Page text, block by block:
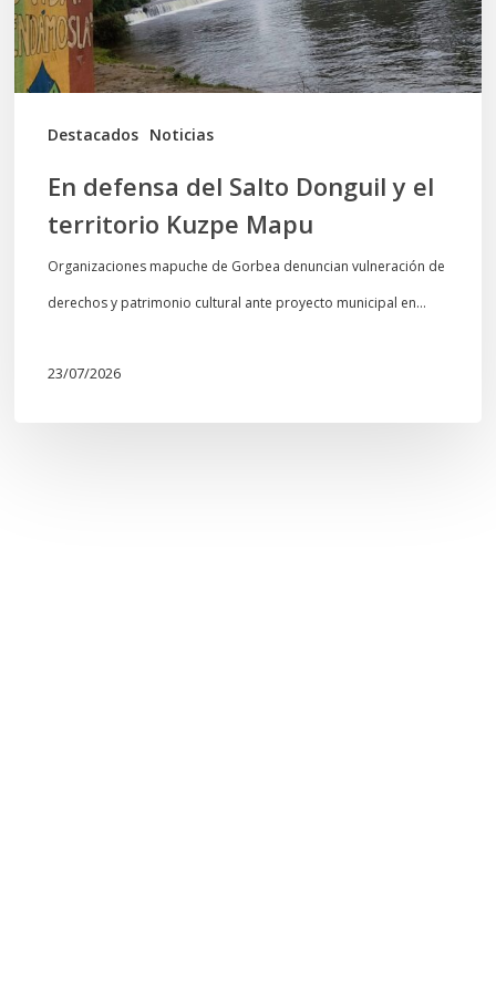
Destacados Noticias
el
territorio
Kuzpe
Mapu
En defensa del Salto Donguil y el
territorio Kuzpe Mapu
Organizaciones mapuche de Gorbea denuncian vulneración de
derechos y patrimonio cultural ante proyecto municipal en…
23/07/2026